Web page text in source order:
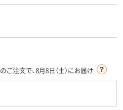
ご注文で、8月8日（土）にお届け